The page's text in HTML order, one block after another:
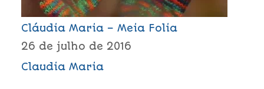
Cláudia Maria – Meia Folia
26 de julho de 2016
Claudia Maria